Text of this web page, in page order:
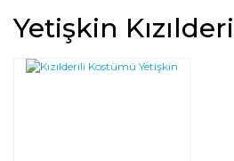
Yetişkin